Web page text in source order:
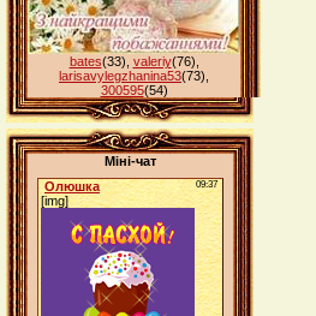
bates(33) valeriy(76)
larisavylegzhanina53(73)
300595(54)
Міні-чат